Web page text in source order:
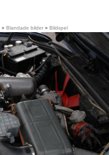
» Blandade bilder » Bildspel